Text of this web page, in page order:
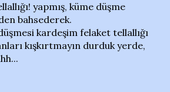
yapmış, küme düşme
bahsederek.
kardeşim felaket tellallığı
kışkırtmayın durduk yerde,